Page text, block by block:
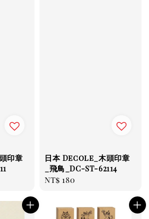
印章
日本 Decole_木頭印章
_飛鳥_DC-ST-62114
Regular
NT$ 180